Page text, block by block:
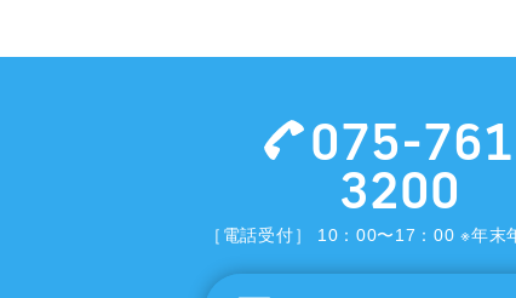
075-
3200
［電話受付］ 10：00〜17：00 ※年末